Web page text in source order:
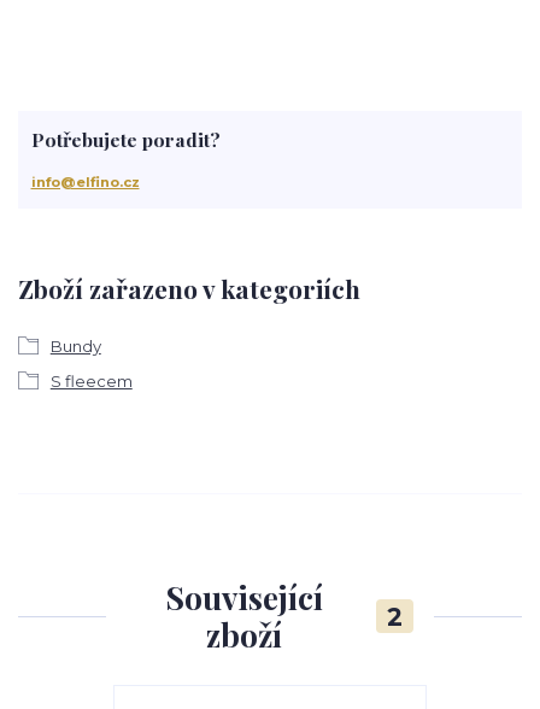
Zboží zařazeno v kategoriích
Bundy
S fleecem
Potřebujete poradit?
info@elfino.cz
Související
zboží
2